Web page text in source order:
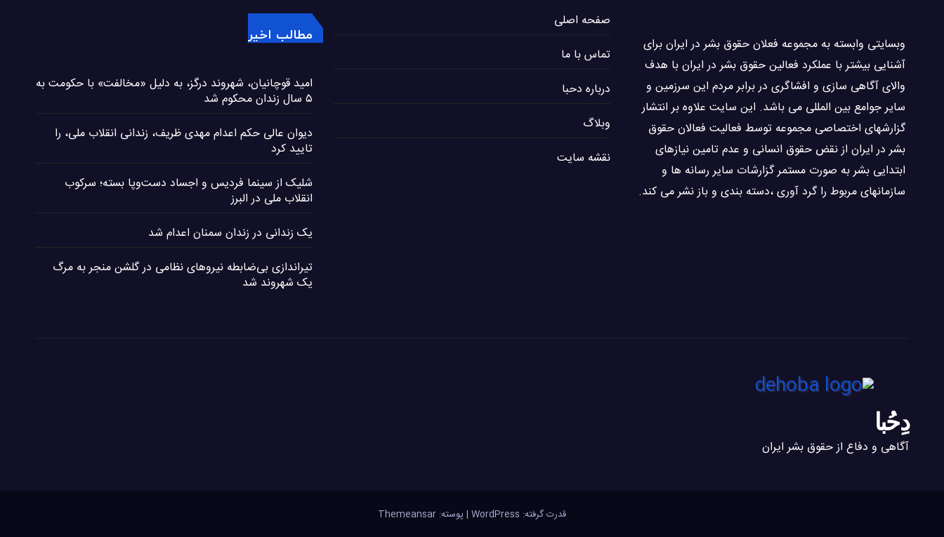
وبسايتى وابسته به مجموعه فعلان حقوق بشر در ایران برای
آشنایی بيشتر با عملکرد فعالین حقوق بشر در ایران با هدف
والاى آگاهى سازی و افشاگرى در برابر مردم این سرزمین و
ساير جوامع بین المللى می باشد. این سایت علاوه بر انتشار
گزارشهای اختصاصی مجموعه توسط فعاليت فعالان حقوق
بشر در ایران از نقض حقوق انسانی و عدم تامین نیازهای
ابتدایی بشر به صورت مستمر گزارشات سایر رسانه ها و
سازمانهای مربوط را گرد آوری ،دسته بندی و باز نشر می كند.
صفحه اصلی
تماس با ما
درباره دحبا
وبلاگ
نقشه سایت
مطالب اخیر
امید قوچانیان، شهروند درگز، به دلیل «مخالفت» با حکومت به
۵ سال زندان محکوم شد
دیوان عالی حکم اعدام مهدی ظریف، زندانی انقلاب ملی، را
تایید کرد
شلیک از سینما فردیس و اجساد دست‌وپا بسته؛ سرکوب
انقلاب ملی در البرز
یک زندانی در زندان سمنان اعدام شد
تیراندازی بی‌ضابطه نیروهای نظامی در گلشن منجر به مرگ
یک شهروند شد
دِحُبا
آگاهی و دفاع از حقوق بشر ایران
قدرت گرفته: WordPress | پوسته: Themeansar